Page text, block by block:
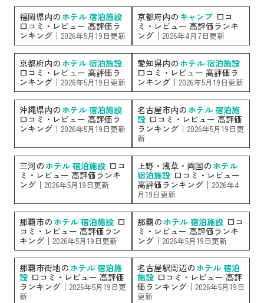
福岡県内の ホテル 宿泊施設
口コミ・レビュー 高評価ラ
ンキング｜ 2026年5月19日更新
京都府内の キャンプ 口コ
ミ・レビュー 高評価ランキ
ング｜ 2026年4月7日更新
京都府内の ホテル 宿泊施設
口コミ・レビュー 高評価ラ
ンキング｜ 2026年5月19日更新
愛知県内の ホテル 宿泊施設
口コミ・レビュー 高評価ラ
ンキング｜ 2026年5月19日更新
沖縄県内の ホテル 宿泊施設
口コミ・レビュー 高評価ラ
ンキング｜ 2026年5月19日更新
名古屋市内の ホテル 宿泊施
設 口コミ・レビュー 高評価
ランキング｜ 2026年5月19日更
新
三河の ホテル 宿泊施設 口コ
ミ・レビュー 高評価ランキ
ング｜ 2026年5月19日更新
上野・浅草・両国の ホテル
宿泊施設 口コミ・レビュー
高評価ランキング｜ 2026年4
月19日更新
那覇市の ホテル 宿泊施設 口
コミ・レビュー 高評価ラン
キング｜ 2026年5月19日更新
那覇の ホテル 宿泊施設 口コ
ミ・レビュー 高評価ランキ
ング｜ 2026年5月19日更新
那覇市街地の ホテル 宿泊施
設 口コミ・レビュー 高評価
ランキング｜ 2026年5月19日更
新
名古屋駅周辺の ホテル 宿泊
施設 口コミ・レビュー 高評
価ランキング｜ 2026年5月19日
更新